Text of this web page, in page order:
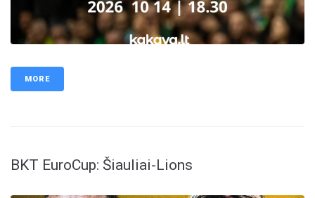
MORE
BKT EuroCup: Šiauliai-Lions